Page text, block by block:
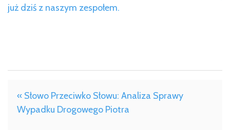
już dziś z naszym zespołem.
« Słowo Przeciwko Słowu: Analiza Sprawy
Wypadku Drogowego Piotra